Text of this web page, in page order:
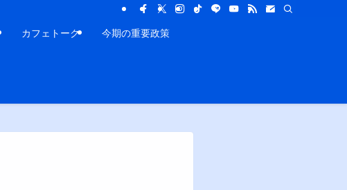
カフェトーク 今期の重要政策